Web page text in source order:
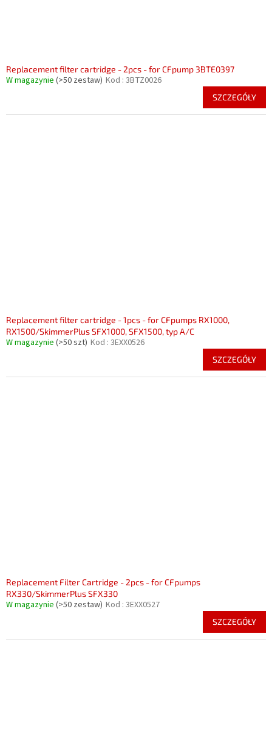
Replacement filter cartridge - 2pcs - for CFpump 3BTE0397
W magazynie (>50 zestaw) Kod : 3BTZ0026
SZCZEGÓŁY
Replacement filter cartridge - 1pcs - for CFpumps RX1000,
RX1500/SkimmerPlus SFX1000, SFX1500, typ A/C
W magazynie (>50 szt) Kod : 3EXX0526
SZCZEGÓŁY
Replacement Filter Cartridge - 2pcs - for CFpumps
RX330/SkimmerPlus SFX330
W magazynie (>50 zestaw) Kod : 3EXX0527
SZCZEGÓŁY